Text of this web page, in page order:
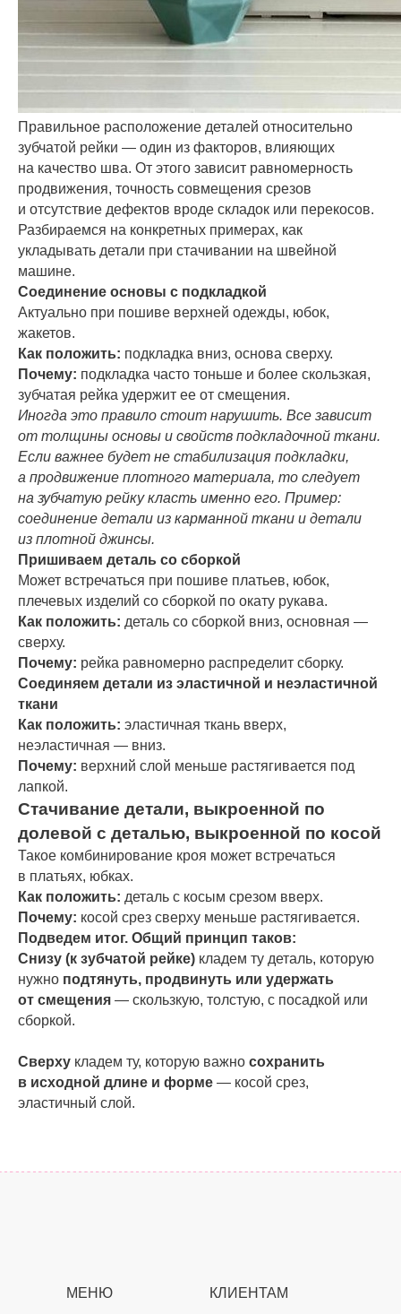
Правильное расположение деталей относительно
зубчатой рейки — один из факторов, влияющих
на качество шва. От этого зависит равномерность
продвижения, точность совмещения срезов
и отсутствие дефектов вроде складок или перекосов.
Разбираемся на конкретных примерах, как
укладывать детали при стачивании на швейной
машине.
Соединение основы с подкладкой
Актуально при пошиве верхней одежды, юбок,
жакетов.
Как положить: подкладка вниз, основа сверху.
Почему: подкладка часто тоньше и более скользкая,
зубчатая рейка удержит ее от смещения.
Иногда это правило стоит нарушить. Все зависит
от толщины основы и свойств подкладочной ткани.
Если важнее будет не стабилизация подкладки,
а продвижение плотного материала, то следует
на зубчатую рейку класть именно его. Пример:
соединение детали из карманной ткани и детали
из плотной джинсы.
Пришиваем деталь со сборкой
Может встречаться при пошиве платьев, юбок,
плечевых изделий со сборкой по окату рукава.
Как положить: деталь со сборкой вниз, основная —
сверху.
Почему: рейка равномерно распределит сборку.
Соединяем детали из эластичной и неэластичной
ткани
Как положить: эластичная ткань вверх,
неэластичная — вниз.
Почему: верхний слой меньше растягивается под
лапкой.
Стачивание детали, выкроенной по
долевой с деталью, выкроенной по косой
Такое комбинирование кроя может встречаться
в платьях, юбках.
Как положить: деталь с косым срезом вверх.
Почему: косой срез сверху меньше растягивается.
Подведем итог. Общий принцип таков:
Снизу (к зубчатой рейке) кладем ту деталь, которую
нужно подтянуть, продвинуть или удержать
от смещения — скользкую, толстую, с посадкой или
сборкой.
Сверху кладем ту, которую важно сохранить
в исходной длине и форме — косой срез,
эластичный слой.
МЕНЮ КЛИЕНТАМ